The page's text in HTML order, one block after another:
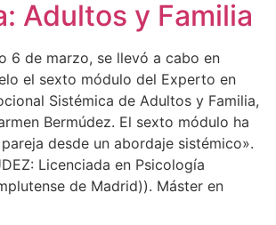
Adultos y Familia
6 de marzo, se llevó a cabo en
el sexto módulo del Experto en
Sistémica de Adultos y Familia,
Bermúdez. El sexto módulo ha
desde un abordaje sistémico».
Licenciada en Psicología
de Madrid)). Máster en